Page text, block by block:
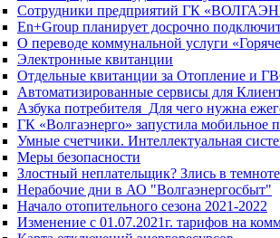
Сотрудники предприятий ГК
En+Group планирует досрочно
О переводе коммунальной услуги
Электронные квитанции
Отдельные квитанции за Отопление и
Автоматизированные сервисы для
Азбука потребителя_Для чего нужна
ГК «Волгаэнерго» запустила мобильное
Умные счетчики. Интеллектуальная
Меры безопасности
Злостный неплательщик? Злись в темноте
Нерабочие дни в АО "Волгаэнергосбыт"
Начало отопительного сезона 2021-2022
Изменение с 01.07.2021г. тарифов на